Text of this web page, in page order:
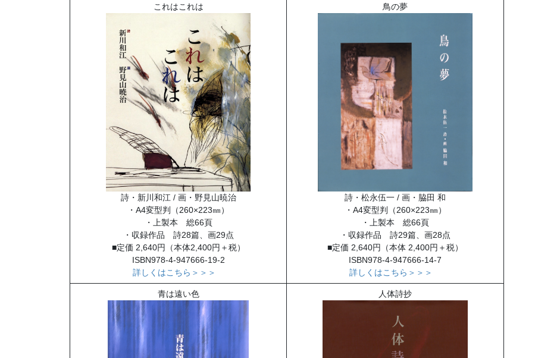
これはこれは
詩・新川和江 / 画・野見山暁治
・A4変型判（260×223㎜）
・上製本 総66頁
・収録作品 詩28篇、画29点
■定価 2,640円（本体2,400円＋税）
ISBN978-4-947666-19-2
詳しくはこちら＞＞＞
鳥の夢
詩・松永伍一 / 画・脇田 和
・A4変型判（260×223㎜）
・上製本 総66頁
・収録作品 詩29篇、画28点
■定価 2,640円（本体 2,400円＋税）
ISBN978-4-947666-14-7
詳しくはこちら＞＞＞
青は遠い色 人体詩抄